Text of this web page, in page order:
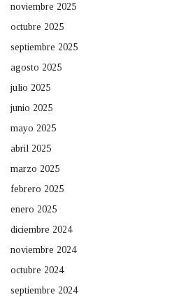
noviembre 2025
octubre 2025
septiembre 2025
agosto 2025
julio 2025
junio 2025
mayo 2025
abril 2025
marzo 2025
febrero 2025
enero 2025
diciembre 2024
noviembre 2024
octubre 2024
septiembre 2024